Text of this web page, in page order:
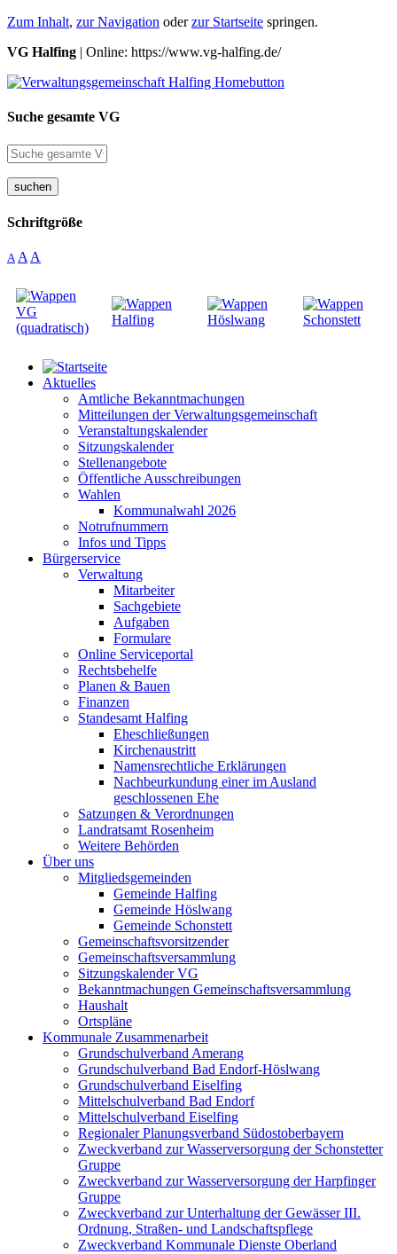
Zum Inhalt, zur Navigation oderzur Startseite springen.
VG Halfing | Online: https://www.vg-halfing.de/
Suche gesamte VG
suchen
Schriftgröße
A A A
Aktuelles
Amtliche Bekanntmachungen
Mitteilungen der Verwaltungsgemeinschaft
Veranstaltungskalender
Sitzungskalender
Stellenangebote
Öffentliche Ausschreibungen
Wahlen
Kommunalwahl 2026
Notrufnummern
Infos und Tipps
Bürgerservice
Verwaltung
Mitarbeiter
Sachgebiete
Aufgaben
Formulare
Online Serviceportal
Rechtsbehelfe
Planen & Bauen
Finanzen
Standesamt Halfing
Eheschließungen
Kirchenaustritt
Namensrechtliche Erklärungen
Nachbeurkundung einer im Ausland
geschlossenen Ehe
Satzungen & Verordnungen
Landratsamt Rosenheim
Weitere Behörden
Über uns
Mitgliedsgemeinden
Gemeinde Halfing
Gemeinde Höslwang
Gemeinde Schonstett
Gemeinschaftsvorsitzender
Gemeinschaftsversammlung
Sitzungskalender VG
Bekanntmachungen Gemeinschaftsversammlung
Haushalt
Ortspläne
Kommunale Zusammenarbeit
Grundschulverband Amerang
Grundschulverband Bad Endorf-Höslwang
Grundschulverband Eiselfing
Mittelschulverband Bad Endorf
Mittelschulverband Eiselfing
Regionaler Planungsverband Südostoberbayern
Zweckverband zur Wasserversorgung der Schonstetter
Gruppe
Zweckverband zur Wasserversorgung der Harpfinger
Gruppe
Zweckverband zur Unterhaltung der Gewässer III.
Ordnung, Straßen- und Landschaftspflege
Zweckverband Kommunale Dienste Oberland